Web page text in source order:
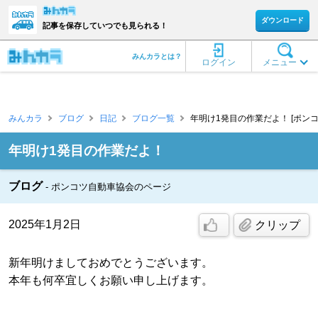
記事を保存していつでも見られる！
ダウンロード
メニュー
ログイン
みんカラとは？
みんカラ ブログ 日記 ブログ一覧 年明け1発目の作業だよ！ [ポン
年明け1発目の作業だよ！
ブログ ポンコツ自動車協会のページ
2025年1月2日 クリップ
新年明けましておめでとうございます。
本年も何卒宜しくお願い申し上げます。